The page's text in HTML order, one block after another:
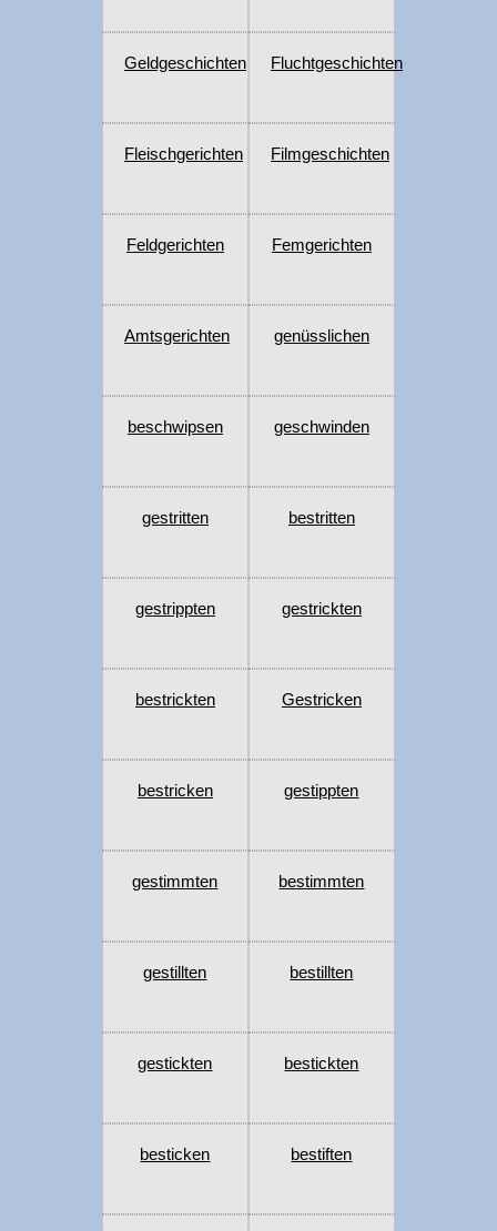
Geldgeschichten Fluchtgeschichten
Fleischgerichten Filmgeschichten
Feldgerichten Femgerichten
Amtsgerichten genüsslichen
beschwipsen geschwinden
gestritten bestritten
gestrippten gestrickten
bestrickten Gestricken
bestricken gestippten
gestimmten bestimmten
gestillten bestillten
gestickten bestickten
besticken bestiften